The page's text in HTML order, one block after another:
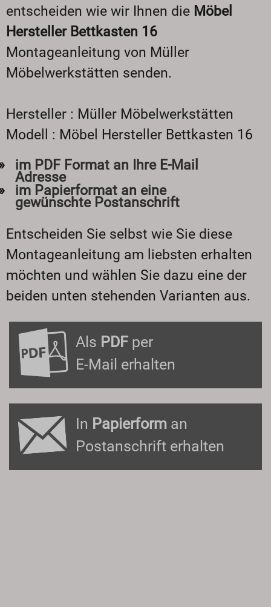
entscheiden wie wir Ihnen die Möbel
Hersteller Bettkasten 16
Montageanleitung von Müller
Möbelwerkstätten senden.
Hersteller : Müller Möbelwerkstätten
Modell : Möbel Hersteller Bettkasten 16
im PDF Format an Ihre E-Mail
Adresse
im Papierformat an eine
gewünschte Postanschrift
Entscheiden Sie selbst wie Sie diese
Montageanleitung am liebsten erhalten
möchten und wählen Sie dazu eine der
beiden unten stehenden Varianten aus.
Als PDF per
E-Mail erhalten
In Papierform an
Postanschrift erhalten